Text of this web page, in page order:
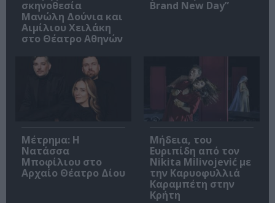
σκηνοθεσία
Μανώλη Δούνια και
Αιμίλιου Χειλάκη
στο Θέατρο Αθηνών
Brand New Day”
Μέτρημα: Η
Νατάσσα
Μποφίλιου στο
Αρχαίο Θέατρο Δίου
Μήδεια, του
Ευριπίδη από τον
Nikita Milivojević με
την Καρυοφυλλιά
Καραμπέτη στην
Κρήτη